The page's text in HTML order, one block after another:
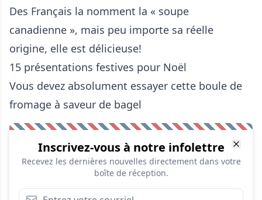
Des Français la nomment la « soupe
canadienne », mais peu importe sa réelle
origine, elle est délicieuse!
15 présentations festives pour Noël
Vous devez absolument essayer cette boule de
fromage à saveur de bagel
Inscrivez-vous à notre infolettre
Recevez les dernières nouvelles directement dans votre
boîte de réception.